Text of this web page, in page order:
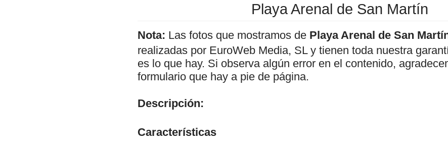
Playa Arenal de San Martín
Nota: Las fotos que mostramos de Playa Arenal de San
realizadas por EuroWeb Media, SL y tienen toda nuestra
es lo que hay. Si observa algún error en el contenido,
formulario que hay a pie de página.
Descripción:
Características